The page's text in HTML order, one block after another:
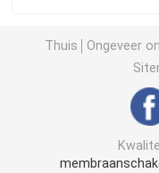
PCB-
Schakelpaneel van
Silicone
Thuis Ongeveer